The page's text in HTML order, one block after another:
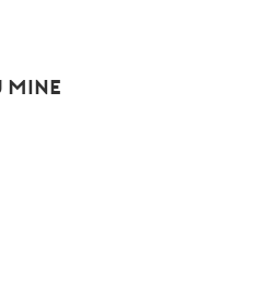
MINE